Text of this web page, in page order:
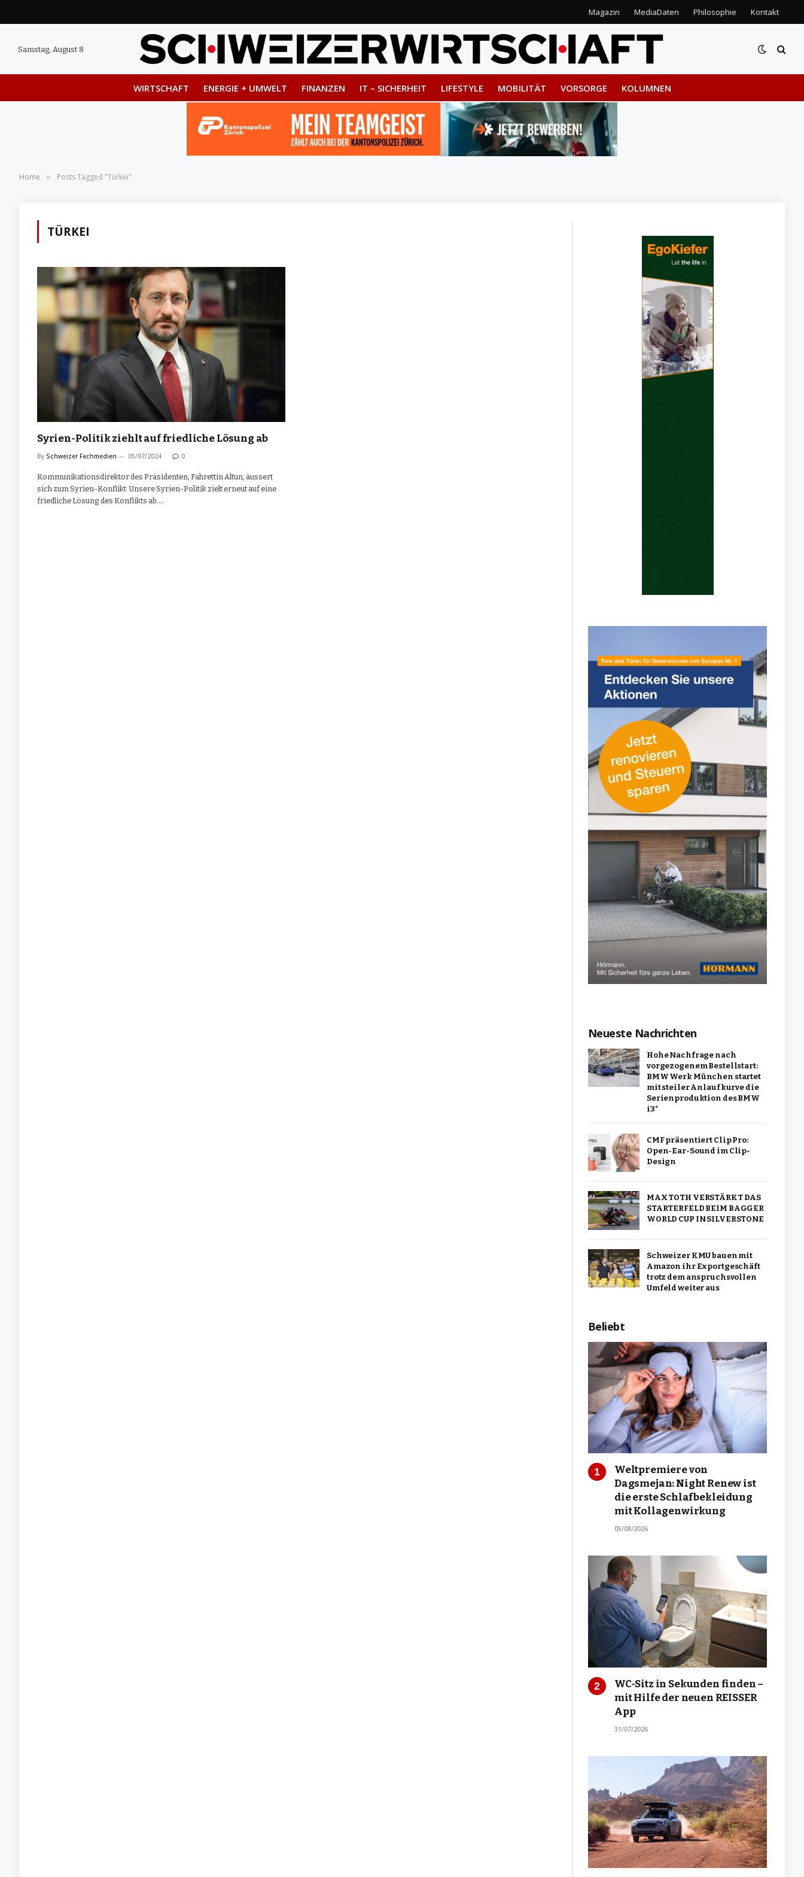
Magazin MediaDaten Philosophie Kontakt
Samstag, August 8
WIRTSCHAFT ENERGIE + UMWELT FINANZEN IT – SICHERHEIT LIFESTYLE MOBILITÄT VORSORGE KOLUMNEN
Home » Posts Tagged "Türkei"
TÜRKEI
Syrien-Politik ziehlt auf friedliche Lösung ab
By Schweizer Fachmedien 05/07/2024 0
Kommunikationsdirektor des Präsidenten, Fahrettin Altun, äussert
sich zum Syrien-Konflikt Unsere Syrien-Politik zielt erneut auf eine
friedliche Lösung des Konflikts ab.…
Neueste Nachrichten
Hohe Nachfrage nach
vorgezogenem Bestellstart:
BMW Werk München startet
mit steiler Anlaufkurve die
Serienproduktion des BMW
i3*
CMF präsentiert Clip Pro:
Open-Ear-Sound im Clip-
Design
MAX TOTH VERSTÄRKT DAS
STARTERFELD BEIM BAGGER
WORLD CUP IN SILVERSTONE
Schweizer KMU bauen mit
Amazon ihr Exportgeschäft
trotz dem anspruchsvollen
Umfeld weiter aus
Beliebt
Weltpremiere von
Dagsmejan: Night Renew ist
die erste Schlafbekleidung
mit Kollagenwirkung
05/08/2026
WC-Sitz in Sekunden finden –
mit Hilfe der neuen REISSER
App
31/07/2026